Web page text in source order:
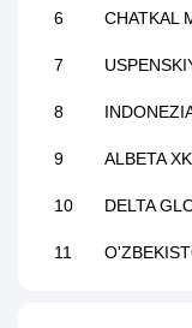
6 CHATKAL
7
8
9 ALBETA XK
10 DELTA
11